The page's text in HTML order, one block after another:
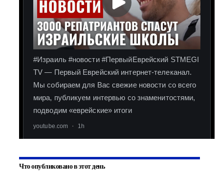
Что опубликовано в этот день